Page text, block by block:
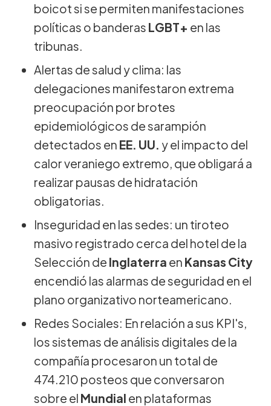
boicot si se permiten manifestaciones
políticas o banderas LGBT+ en las
tribunas.
Alertas de salud y clima: las
delegaciones manifestaron extrema
preocupación por brotes
epidemiológicos de sarampión
detectados en EE. UU. y el impacto del
calor veraniego extremo, que obligará a
realizar pausas de hidratación
obligatorias.
Inseguridad en las sedes: un tiroteo
masivo registrado cerca del hotel de la
Selección de Inglaterra en Kansas City
encendió las alarmas de seguridad en el
plano organizativo norteamericano.
Redes Sociales: En relación a sus KPI's,
los sistemas de análisis digitales de la
compañía procesaron un total de
474.210 posteos que conversaron
sobre el Mundial en plataformas